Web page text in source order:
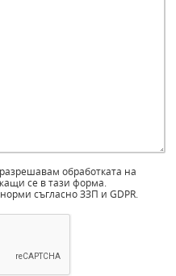
обработката на
се в тази форма.
съгласно ЗЗП и GDPR.